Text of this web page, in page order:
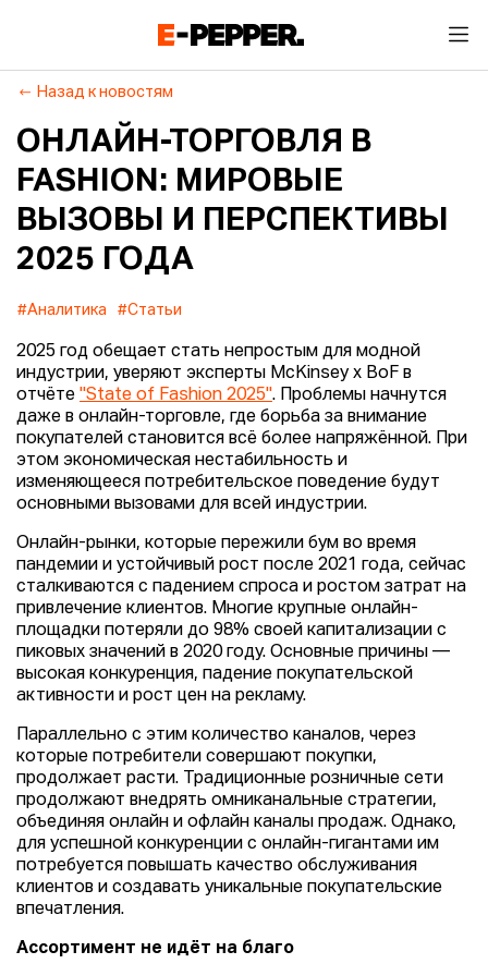
Назад к новостям
ОНЛАЙН-ТОРГОВЛЯ В
FASHION: МИРОВЫЕ
ВЫЗОВЫ И ПЕРСПЕКТИВЫ
2025 ГОДА
#Аналитика #Статьи
2025 год обещает стать непростым для модной
индустрии, уверяют эксперты McKinsey x BoF в
отчёте "State of Fashion 2025". Проблемы начнутся
даже в онлайн-торговле, где борьба за внимание
покупателей становится всё более напряжённой. При
этом экономическая нестабильность и
изменяющееся потребительское поведение будут
основными вызовами для всей индустрии.
Онлайн-рынки, которые пережили бум во время
пандемии и устойчивый рост после 2021 года, сейчас
сталкиваются с падением спроса и ростом затрат на
привлечение клиентов. Многие крупные онлайн-
площадки потеряли до 98% своей капитализации с
пиковых значений в 2020 году. Основные причины —
высокая конкуренция, падение покупательской
активности и рост цен на рекламу.
Параллельно с этим количество каналов, через
которые потребители совершают покупки,
продолжает расти. Традиционные розничные сети
продолжают внедрять омниканальные стратегии,
объединяя онлайн и офлайн каналы продаж. Однако,
для успешной конкуренции с онлайн-гигантами им
потребуется повышать качество обслуживания
клиентов и создавать уникальные покупательские
впечатления.
Ассортимент не идёт на благо